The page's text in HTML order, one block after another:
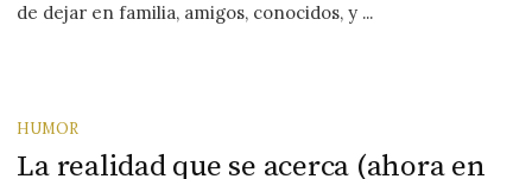
de dejar en familia, amigos, conocidos, y ...
HUMOR
La realidad que se acerca (ahora en